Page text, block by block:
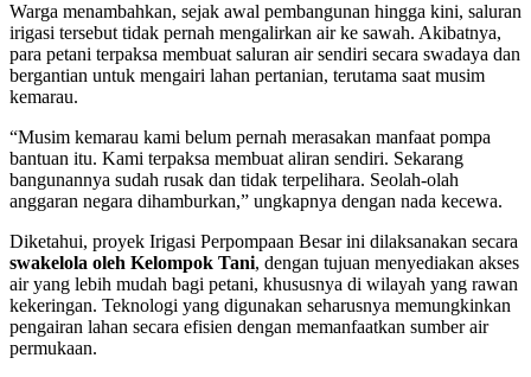
Warga menambahkan, sejak awal pembangunan hingga kini, saluran
irigasi tersebut tidak pernah mengalirkan air ke sawah. Akibatnya,
para petani terpaksa membuat saluran air sendiri secara swadaya dan
bergantian untuk mengairi lahan pertanian, terutama saat musim
kemarau.
“Musim kemarau kami belum pernah merasakan manfaat pompa
bantuan itu. Kami terpaksa membuat aliran sendiri. Sekarang
bangunannya sudah rusak dan tidak terpelihara. Seolah-olah
anggaran negara dihamburkan,” ungkapnya dengan nada kecewa.
Diketahui, proyek Irigasi Perpompaan Besar ini dilaksanakan secara
swakelola oleh Kelompok Tani, dengan tujuan menyediakan akses
air yang lebih mudah bagi petani, khususnya di wilayah yang rawan
kekeringan. Teknologi yang digunakan seharusnya memungkinkan
pengairan lahan secara efisien dengan memanfaatkan sumber air
permukaan.